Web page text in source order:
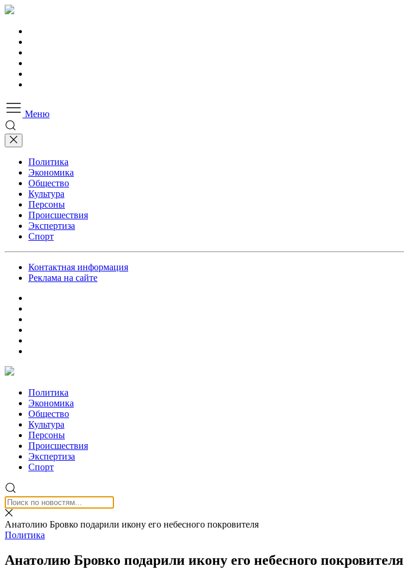
Меню
Политика
Экономика
Общество
Культура
Персоны
Происшествия
Экспертиза
Спорт
Контактная информация
Реклама на сайте
Политика
Экономика
Общество
Культура
Персоны
Происшествия
Экспертиза
Спорт
Анатолию Бровко подарили икону его небесного покровителя
Политика
Анатолию Бровко подарили икону его небесного покровителя